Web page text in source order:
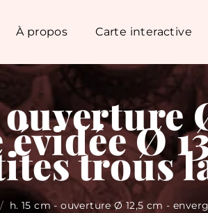
À propos Carte interactive
ouverture
évidée Ø
trous
/ h. 15 cm - ouverture Ø 12,5 cm -